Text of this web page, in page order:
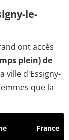
le-
ont accès
plein) de
ville d'Essigny-
que la
France